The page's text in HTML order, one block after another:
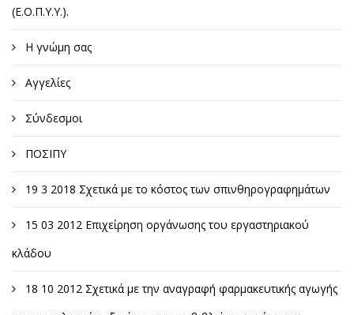
(Ε.Ο.Π.Υ.Υ.).
Η γνώμη σας
Αγγελίες
Σύνδεσμοι
ΠΟΣΙΠΥ
19 3 2018 Σχετικά με το κόστος των σπινθηρογραφημάτων
15 03 2012 Επιχείρηση οργάνωσης του εργαστηριακού
κλάδου
18 10 2012 Σχετικά με την αναγραφή φαρμακευτικής αγωγής